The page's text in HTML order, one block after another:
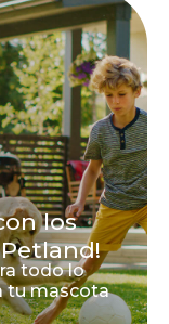
los
todo lo
tu mascota